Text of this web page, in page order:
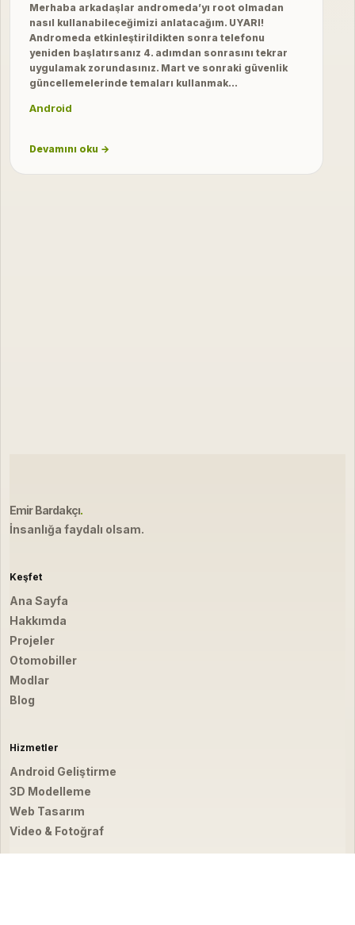
Merhaba arkadaşlar andromeda’yı root olmadan
nasıl kullanabileceğimizi anlatacağım. UYARI!
Andromeda etkinleştirildikten sonra telefonu
yeniden başlatırsanız 4. adımdan sonrasını tekrar
uygulamak zorundasınız. Mart ve sonraki güvenlik
güncellemelerinde temaları kullanmak…
Android
Devamını oku →
Emir Bardakçı.
İnsanlığa faydalı olsam.
Keşfet
Ana Sayfa
Hakkımda
Projeler
Otomobiller
Modlar
Blog
Hizmetler
Android Geliştirme
3D Modelleme
Web Tasarım
Video & Fotoğraf